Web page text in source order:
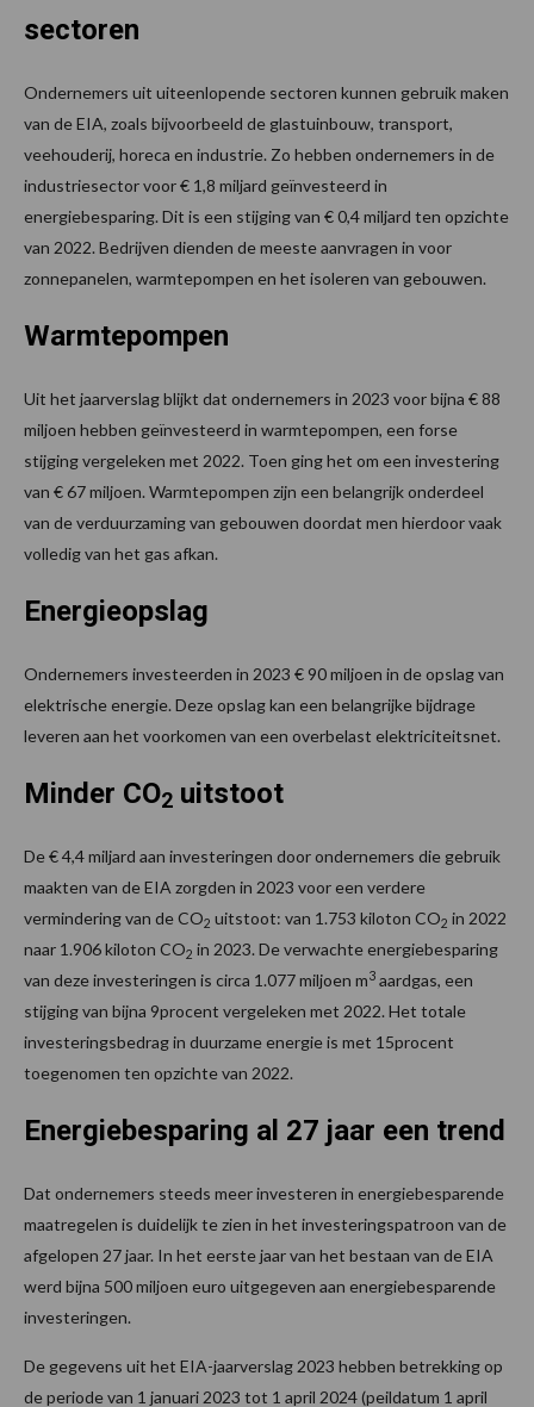
sectoren
Ondernemers uit uiteenlopende sectoren kunnen gebruik maken
van de EIA, zoals bijvoorbeeld de glastuinbouw, transport,
veehouderij, horeca en industrie. Zo hebben ondernemers in de
industriesector voor € 1,8 miljard geïnvesteerd in
energiebesparing. Dit is een stijging van € 0,4 miljard ten opzichte
van 2022. Bedrijven dienden de meeste aanvragen in voor
zonnepanelen, warmtepompen en het isoleren van gebouwen.
Warmtepompen
Uit het jaarverslag blijkt dat ondernemers in 2023 voor bijna € 88
miljoen hebben geïnvesteerd in warmtepompen, een forse
stijging vergeleken met 2022. Toen ging het om een investering
van € 67 miljoen. Warmtepompen zijn een belangrijk onderdeel
van de verduurzaming van gebouwen doordat men hierdoor vaak
volledig van het gas afkan.
Energieopslag
Ondernemers investeerden in 2023 € 90 miljoen in de opslag van
elektrische energie. Deze opslag kan een belangrijke bijdrage
leveren aan het voorkomen van een overbelast elektriciteitsnet.
Minder CO2 uitstoot
De € 4,4 miljard aan investeringen door ondernemers die gebruik
maakten van de EIA zorgden in 2023 voor een verdere
vermindering van de CO2 uitstoot: van 1.753 kiloton CO2 in 2022
naar 1.906 kiloton CO2 in 2023. De verwachte energiebesparing
van deze investeringen is circa 1.077 miljoen m3 aardgas, een
stijging van bijna 9procent vergeleken met 2022. Het totale
investeringsbedrag in duurzame energie is met 15procent
toegenomen ten opzichte van 2022.
Energiebesparing al 27 jaar een trend
Dat ondernemers steeds meer investeren in energiebesparende
maatregelen is duidelijk te zien in het investeringspatroon van de
afgelopen 27 jaar. In het eerste jaar van het bestaan van de EIA
werd bijna 500 miljoen euro uitgegeven aan energiebesparende
investeringen.
De gegevens uit het EIA-jaarverslag 2023 hebben betrekking op
de periode van 1 januari 2023 tot 1 april 2024 (peildatum 1 april